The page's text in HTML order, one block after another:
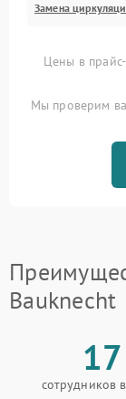
Замена
Цены в
Мы проверим
Bauknecht
17
сотрудников